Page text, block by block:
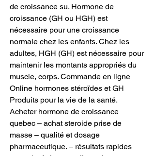
de croissance su. Hormone de
croissance (GH ou HGH) est
nécessaire pour une croissance
normale chez les enfants. Chez les
adultes, HGH (GH) est nécessaire pour
maintenir les montants appropriés du
muscle, corps. Commande en ligne
Online hormones stéroïdes et GH
Produits pour la vie de la santé.
Acheter hormone de croissance
quebec – achat steroide prise de
masse – qualité et dosage
pharmaceutique. – résultats rapides